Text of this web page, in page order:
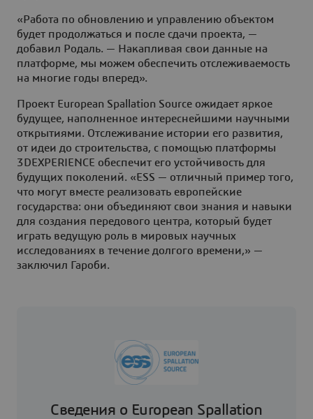
«Работа по обновлению и управлению объектом
будет продолжаться и после сдачи проекта, —
добавил Родаль. — Накапливая свои данные на
платформе, мы можем обеспечить отслеживаемость
на многие годы вперед».
Проект European Spallation Source ожидает яркое
будущее, наполненное интереснейшими научными
открытиями. Отслеживание истории его развития,
от идеи до строительства, с помощью платформы
3DEXPERIENCE обеспечит его устойчивость для
будущих поколений. «ESS — отличный пример того,
что могут вместе реализовать европейские
государства: они объединяют свои знания и навыки
для создания передового центра, который будет
играть ведущую роль в мировых научных
исследованиях в течение долгого времени,» —
заключил Гароби.
Сведения о European Spallation